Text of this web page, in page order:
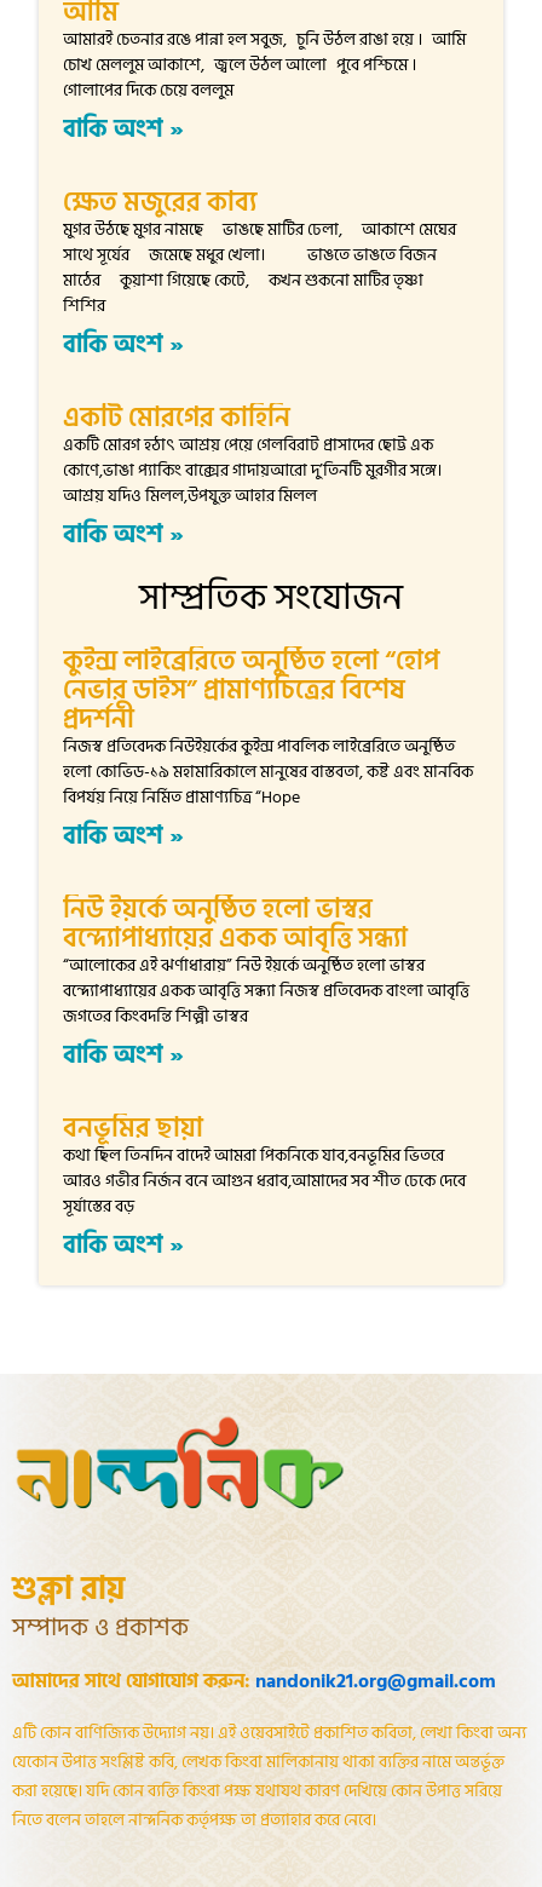
আমি
আমারই চেতনার রঙে পান্না হল সবুজ, চুনি উঠল রাঙা হয়ে । আমি
চোখ মেললুম আকাশে, জ্বলে উঠল আলো পুবে পশ্চিমে ।
গোলাপের দিকে চেয়ে বললুম
বাকি অংশ »
ক্ষেত মজুরের কাব্য
মুগর উঠছে মুগর নামছে ভাঙছে মাটির ঢেলা, আকাশে মেঘের
সাথে সূর্যের জমেছে মধুর খেলা। ভাঙতে ভাঙতে বিজন
মাঠের কুয়াশা গিয়েছে কেটে, কখন শুকনো মাটির তৃষ্ণা
শিশির
বাকি অংশ »
একটি মোরগের কাহিনি
একটি মোরগ হঠাৎ আশ্রয় পেয়ে গেলবিরাট প্রাসাদের ছোট্ট এক
কোণে,ভাঙা প্যাকিং বাক্সের গাদায়আরো দু’তিনটি মুরগীর সঙ্গে।
আশ্রয় যদিও মিলল,উপযুক্ত আহার মিলল
বাকি অংশ »
সাম্প্রতিক সংযোজন
কুইন্স লাইব্রেরিতে অনুষ্ঠিত হলো “হোপ
নেভার ডাইস” প্রামাণ্যচিত্রের বিশেষ
প্রদর্শনী
নিজস্ব প্রতিবেদক নিউইয়র্কের কুইন্স পাবলিক লাইব্রেরিতে অনুষ্ঠিত
হলো কোভিড-১৯ মহামারিকালে মানুষের বাস্তবতা, কষ্ট এবং মানবিক
বিপর্যয় নিয়ে নির্মিত প্রামাণ্যচিত্র “Hope
বাকি অংশ »
নিউ ইয়র্কে অনুষ্ঠিত হলো ভাস্বর
বন্দ্যোপাধ্যায়ের একক আবৃত্তি সন্ধ্যা
“আলোকের এই ঝর্ণাধারায়” নিউ ইয়র্কে অনুষ্ঠিত হলো ভাস্বর
বন্দ্যোপাধ্যায়ের একক আবৃত্তি সন্ধ্যা নিজস্ব প্রতিবেদক বাংলা আবৃত্তি
জগতের কিংবদন্তি শিল্পী ভাস্বর
বাকি অংশ »
বনভূমির ছায়া
কথা ছিল তিনদিন বাদেই আমরা পিকনিকে যাব,বনভূমির ভিতরে
আরও গভীর নির্জন বনে আগুন ধরাব,আমাদের সব শীত ঢেকে দেবে
সূর্যাস্তের বড়
বাকি অংশ »
শুক্লা রায়
সম্পাদক ও প্রকাশক
আমাদের সাথে যোগাযোগ করুন: nandonik21.org@gmail.com
এটি কোন বাণিজ্যিক উদ্যোগ নয়। এই ওয়েবসাইটে প্রকাশিত কবিতা, লেখা কিংবা অন্য
যেকোন উপাত্ত সংশ্লিষ্ট কবি, লেখক কিংবা মালিকানায় থাকা ব্যক্তির নামে অন্তর্ভূক্ত
করা হয়েছে। যদি কোন ব্যক্তি কিংবা পক্ষ যথাযথ কারণ দেখিয়ে কোন উপাত্ত সরিয়ে
নিতে বলেন তাহলে নান্দনিক কর্তৃপক্ষ তা প্রত্যাহার করে নেবে।